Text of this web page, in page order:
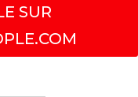
SUR